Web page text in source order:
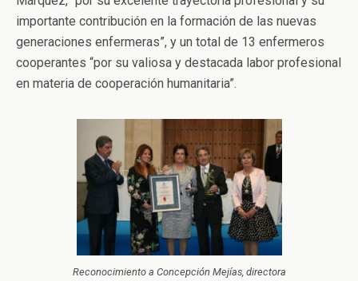
importante contribución en la formación de las nuevas
generaciones enfermeras”, y un total de 13 enfermeros
cooperantes “por su valiosa y destacada labor profesional
en materia de cooperación humanitaria”.
Reconocimiento a Concepción Mejías, directora